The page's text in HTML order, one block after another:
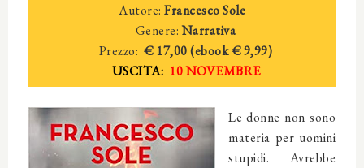
Autore: Francesco Sole
Genere:Narrativa
Prezzo: € 17,00 (ebook € 9,99)
USCITA: 10 NOVEMBRE
Le donne non sono
materia per uomini
stupidi. Avrebbe